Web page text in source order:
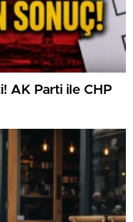
AK Parti ile CHP